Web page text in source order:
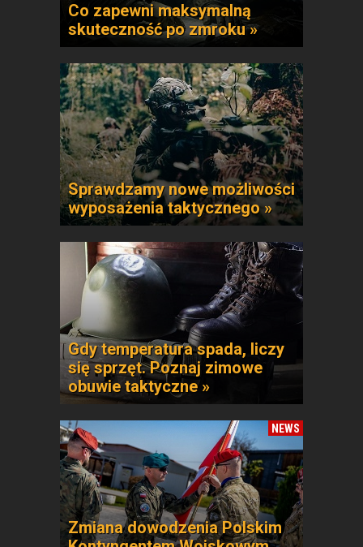
Co zapewni maksymalną
skuteczność po zmroku »
Sprawdzamy nowe możliwości
wyposażenia taktycznego »
Gdy temperatura spada, liczy
się sprzęt. Poznaj zimowe
obuwie taktyczne »
NEWS
Zmiana dowodzenia Polskim